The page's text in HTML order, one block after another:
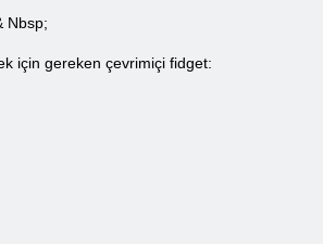
Nbsp;
için gereken çevrimiçi fidget: